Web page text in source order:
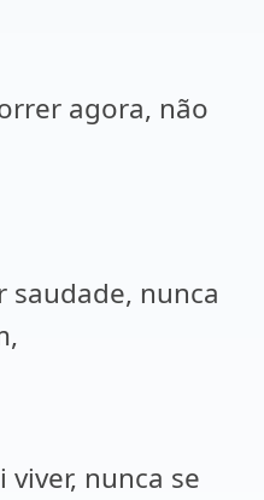
agora, não
saudade, nunca
nunca se